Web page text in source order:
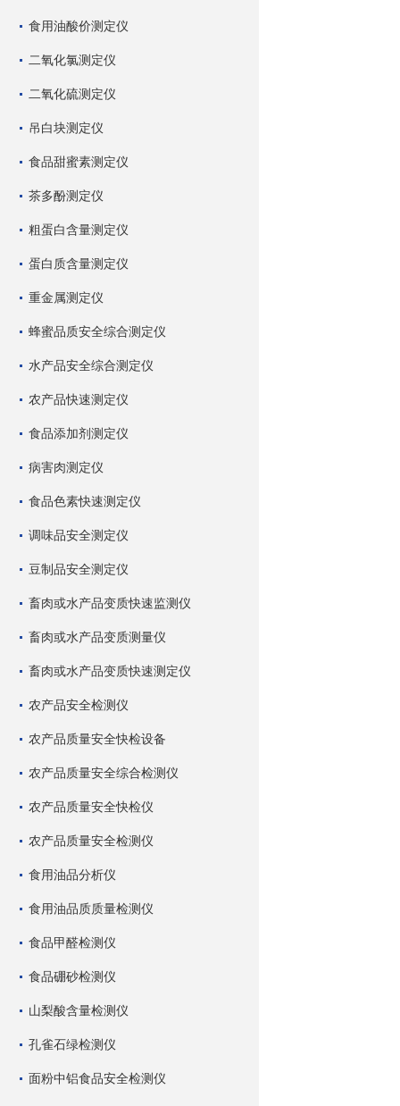
食用油酸价测定仪
二氧化氯测定仪
二氧化硫测定仪
吊白块测定仪
食品甜蜜素测定仪
茶多酚测定仪
粗蛋白含量测定仪
蛋白质含量测定仪
重金属测定仪
蜂蜜品质安全综合测定仪
水产品安全综合测定仪
农产品快速测定仪
食品添加剂测定仪
病害肉测定仪
食品色素快速测定仪
调味品安全测定仪
豆制品安全测定仪
畜肉或水产品变质快速监测仪
畜肉或水产品变质测量仪
畜肉或水产品变质快速测定仪
农产品安全检测仪
农产品质量安全快检设备
农产品质量安全综合检测仪
农产品质量安全快检仪
农产品质量安全检测仪
食用油品分析仪
食用油品质质量检测仪
食品甲醛检测仪
食品硼砂检测仪
山梨酸含量检测仪
孔雀石绿检测仪
面粉中铝食品安全检测仪